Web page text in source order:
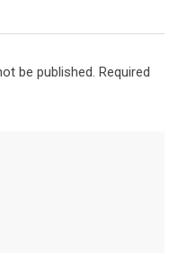
be published. Required